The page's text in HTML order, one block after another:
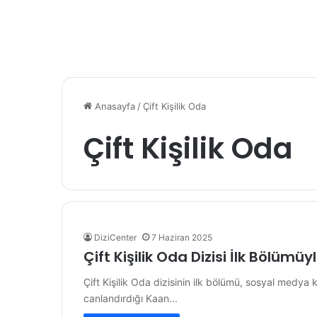
Anasayfa /Çift Kişilik Oda
Çift Kişilik Oda
DiziCenter 7 Haziran 2025
Çift Kişilik Oda Dizisi İlk
Çift Kişilik Oda dizisinin ilk bölümü, sosyal medya
canlandırdığı Kaan...